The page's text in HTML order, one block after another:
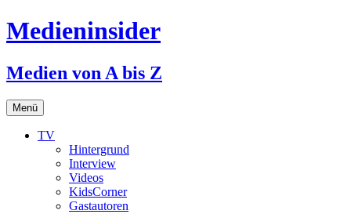
Medieninsider
Medien von A bis Z
Menü Zum
Inhalt
springen
TV
Hintergrund
Interview
Videos
KidsCorner
Gastautoren